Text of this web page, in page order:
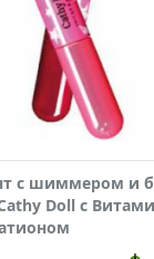
с шиммером и
Doll с